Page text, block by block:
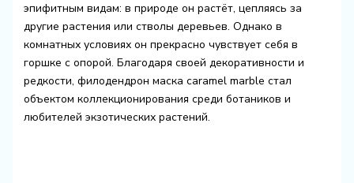
эпифитным видам: в природе он растёт, цепляясь за
другие растения или стволы деревьев. Однако в
комнатных условиях он прекрасно чувствует себя в
горшке с опорой. Благодаря своей декоративности и
редкости, филодендрон маска caramel marble стал
объектом коллекционирования среди ботаников и
любителей экзотических растений.